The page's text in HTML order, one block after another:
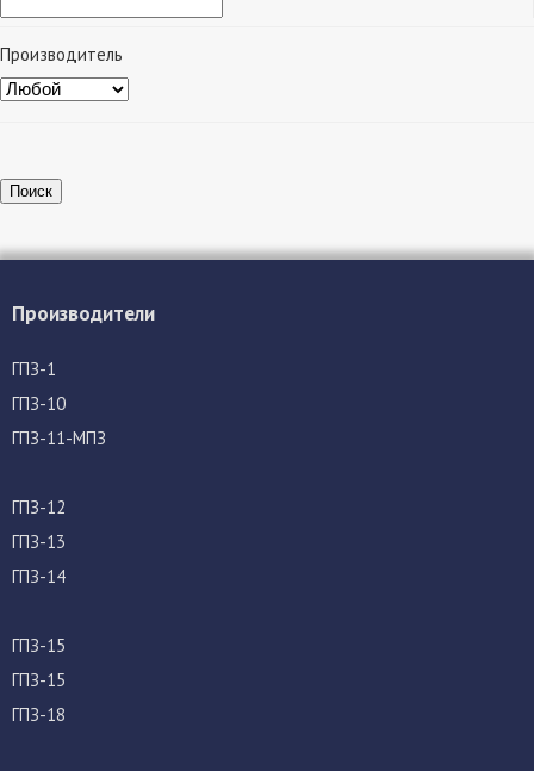
Производитель
Поиск
Производители
ГПЗ-1
ГПЗ-10
ГПЗ-11-МПЗ
ГПЗ-12
ГПЗ-13
ГПЗ-14
ГПЗ-15
ГПЗ-15
ГПЗ-18